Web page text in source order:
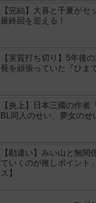
【完結】大喜と千夏が
最終回を迎える！
【実質打ち切り】5年後
長を頑張っていた『ひま
【炎上】日本三國の作
BL同人のせい、夢女の
【勘違い】みい山と無
ていくのが推しポイント
ス】